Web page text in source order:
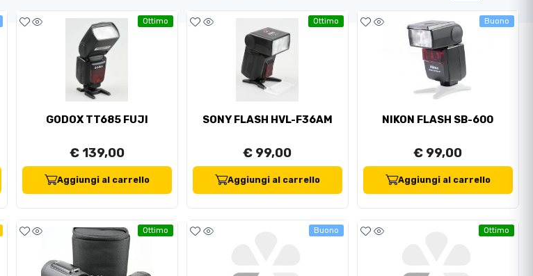
Ottimo
GODOX TT685 FUJI
€ 139,00
Aggiungi al carrello
Ottimo
SONY FLASH HVL-F36AM
€ 99,00
Aggiungi al carrello
Buono
NIKON FLASH SB-600
€ 99,00
Aggiungi al carrello
Ottimo Buono Ottimo